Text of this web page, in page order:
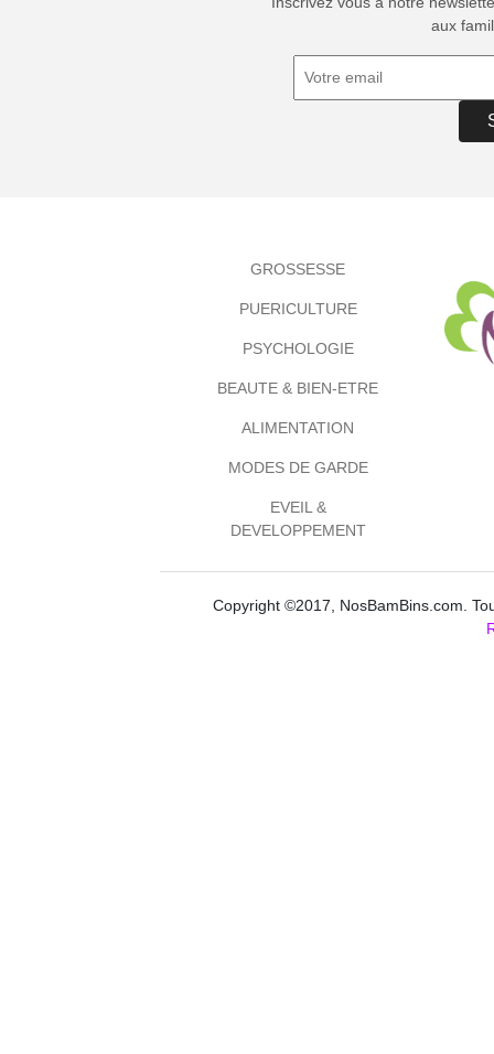
aux
GROSSESSE
PUERICULTURE
PSYCHOLOGIE
BEAUTE & BIEN-ETRE
ALIMENTATION
MODES DE GARDE
EVEIL &
DEVELOPPEMENT
Copyright ©2017, NosBamBins.com.